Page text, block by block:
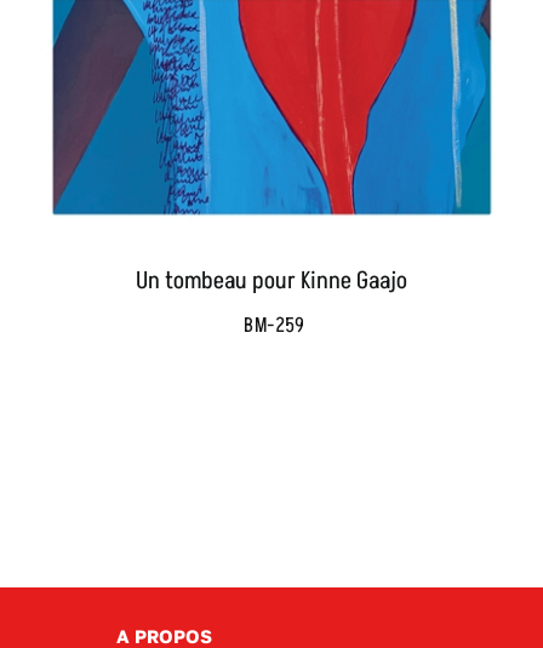
Un tombeau pour Kinne Gaajo
BM-259
A PROPOS